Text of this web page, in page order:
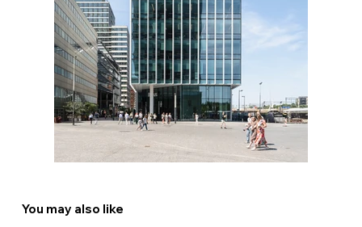
You may also like